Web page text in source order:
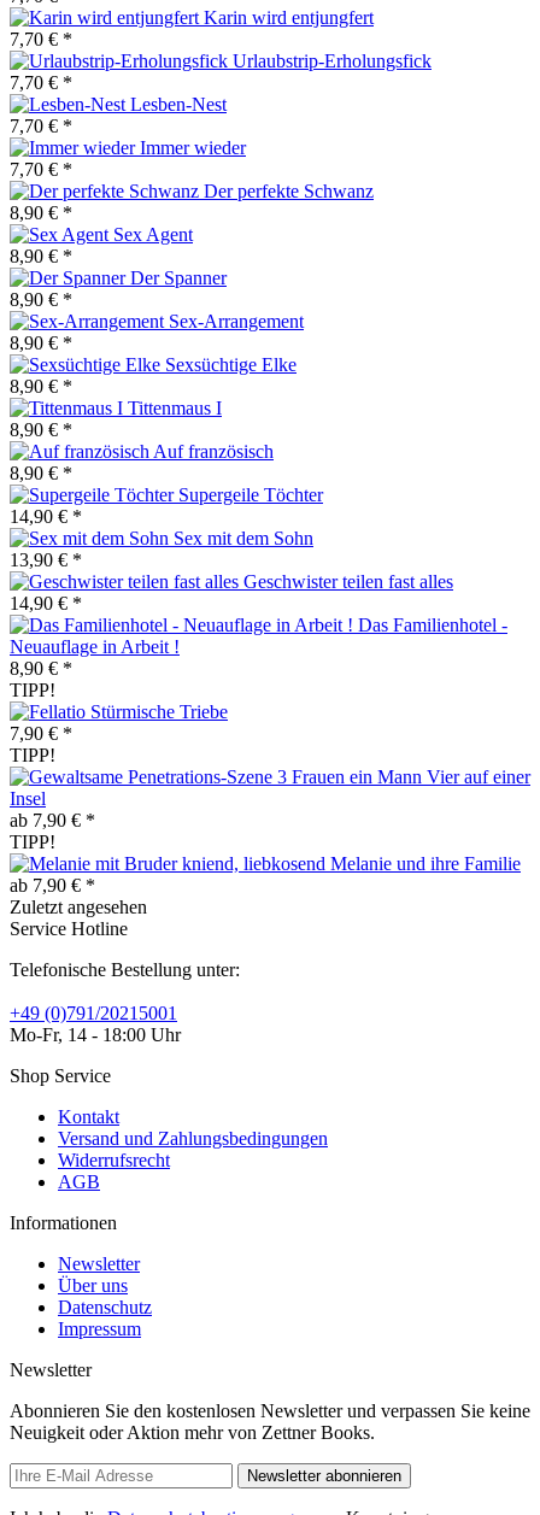
Karin wird entjungfert
7,70 € *
Urlaubstrip-Erholungsfick
7,70 € *
Lesben-Nest
7,70 € *
Immer wieder
7,70 € *
Der perfekte Schwanz
8,90 € *
Sex Agent
8,90 € *
Der Spanner
8,90 € *
Sex-Arrangement
8,90 € *
Sexsüchtige Elke
8,90 € *
Tittenmaus I
8,90 € *
Auf französisch
8,90 € *
Supergeile Töchter
14,90 € *
Sex mit dem Sohn
13,90 € *
Geschwister teilen fast alles
14,90 € *
Das Familienhotel -
Neuauflage in Arbeit !
8,90 € *
TIPP!
Stürmische Triebe
7,90 € *
TIPP!
Vier auf einer
Insel
ab 7,90 € *
TIPP!
Melanie und ihre Familie
ab 7,90 € *
Zuletzt angesehen
Service Hotline
Telefonische Bestellung unter:
+49 (0)791/20215001
Mo-Fr, 14 - 18:00 Uhr
Shop Service
Kontakt
Versand und Zahlungsbedingungen
Widerrufsrecht
AGB
Informationen
Newsletter
Über uns
Datenschutz
Impressum
Newsletter
Abonnieren Sie den kostenlosen Newsletter und verpassen Sie keine
Neuigkeit oder Aktion mehr von Zettner Books.
Newsletter abonnieren